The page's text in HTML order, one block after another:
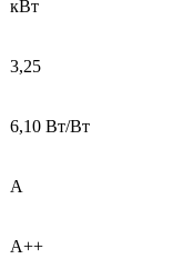
кВт
3,25
6,10 Вт/Вт
A
A++